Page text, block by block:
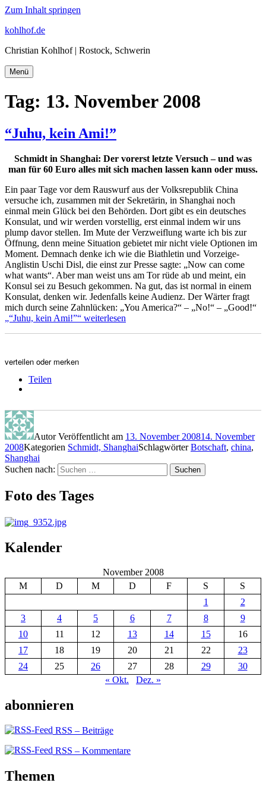
Zum Inhalt springen
kohlhof.de
Christian Kohlhof | Rostock, Schwerin
Menü
Tag: 13. November 2008
“Juhu, kein Ami!”
Schmidt in Shanghai: Der vorerst letzte Versuch – und was
man für 60 Euro alles mit sich machen lassen kann oder muss.
Ein paar Tage vor dem Rauswurf aus der Volksrepublik China
versuche ich, zusammen mit der Sekretärin, in Shanghai noch
einmal mein Glück bei den Behörden. Dort gibt es ein deutsches
Konsulat, und wir werden vorstellig, erst einmal indem wir uns
plump davor stellen. Im Mute der Verzweiflung warte ich bis zur
Öffnung, denn meine Situation gebietet mir nicht viele Optionen im
Moment. Demnach denke ich wie die Biathletin und Vorzeige-
Anglistin Uschi Disl, die einst zur Presse sagte: „Now can come
what wants“. Aber man weist uns am Tor rüde ab und meint, ein
Konsul sei zu Besuch gekommen. Na gut, das ist normal in einem
Konsulat, denken wir. Jedenfalls keine Audienz. Der Wärter fragt
mich durch seine Zahnlücken: „You America?“ – „No!“ – „Good!“
„“Juhu, kein Ami!”“ weiterlesen
verteilen oder merken
Teilen
AutorVeröffentlicht am 13. November 200814. November
2008Kategorien Schmidt, ShanghaiSchlagwörterBotschaft, china,
Shanghai
Suchen nach:
Suchen
Foto des Tages
Kalender
November 2008
M
D M D F S
S
1
2
3
4 5 6 7 8
9
10
11 12 13 14 15
16
17
18 19 20 21 22
23
24
25 26 27 28 29
30
« Okt.
Dez. »
abonnieren
RSS – Beiträge
RSS – Kommentare
Themen